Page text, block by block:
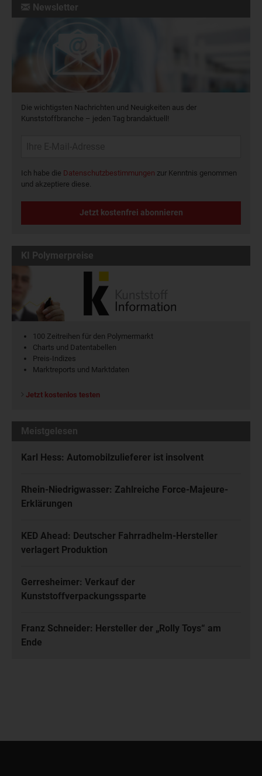
Newsletter
Die wichtigsten Nachrichten und Neuigkeiten aus der
Kunststoffbranche – jeden Tag brandaktuell!
Ich habe die Datenschutzbestimmungen zur Kenntnis genommen
und akzeptiere diese.
Jetzt kostenfrei abonnieren
KI Polymerpreise
100 Zeitreihen für den Polymermarkt
Charts und Datentabellen
Preis-Indizes
Marktreports und Marktdaten
Jetzt kostenlos testen
Meistgelesen
Karl Hess: Automobilzulieferer ist insolvent
Rhein-Niedrigwasser: Zahlreiche Force-Majeure-
Erklärungen
KED Ahead: Deutscher Fahrradhelm-Hersteller
verlagert Produktion
Gerresheimer: Verkauf der
Kunststoffverpackungssparte
Franz Schneider: Hersteller der „Rolly Toys“ am
Ende